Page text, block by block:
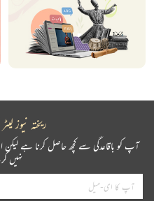
ریختہ نیوز
آپ کو باقاعدگی سے کچھ حاصل کرنا ہے
نہیں